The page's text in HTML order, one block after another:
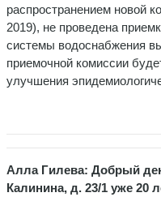
распространением новой
2019), не проведена
системы водоснабжения
приемочной комиссии
улучшения
Алла Гилева: Добрый
Калинина, д. 23/1 уже 20